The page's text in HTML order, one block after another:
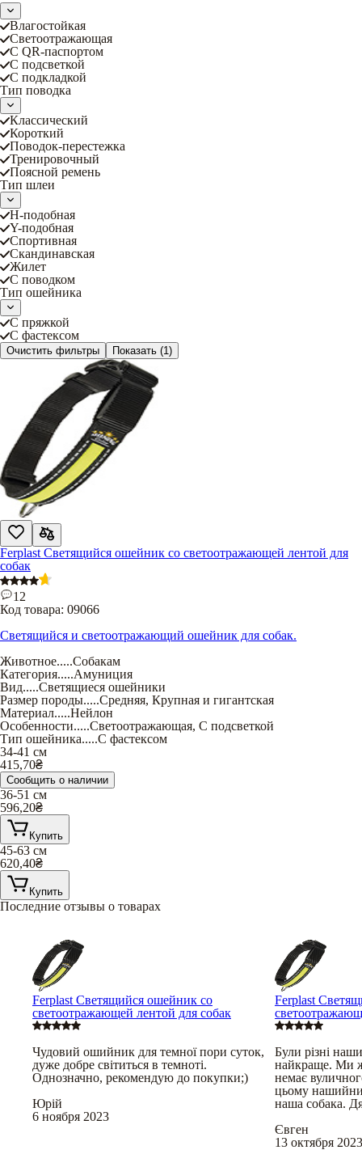
Влагостойкая
Светоотражающая
С QR-паспортом
С подсветкой
С подкладкой
Тип поводка
Классический
Короткий
Поводок-перестежка
Тренировочный
Поясной ремень
Тип шлеи
Н-подобная
Y-подобная
Спортивная
Скандинавская
Жилет
С поводком
Тип ошейника
С пряжкой
С фастексом
Очистить фильтры Показать (1)
Ferplast Светящийся ошейник со светоотражающей лентой для
собак
12
Код товара: 09066
Светящийся и светоотражающий ошейник для собак.
Животное.....Собакам
Категория.....Амуниция
Вид.....Светящиеся ошейники
Размер породы.....Средняя, Крупная и гигантская
Материал.....Нейлон
Особенности.....Светоотражающая, С подсветкой
Тип ошейника.....С фастексом
34-41 см
415,70₴
Сообщить о наличии
36-51 см
596,20₴
Купить
45-63 см
620,40₴
Купить
Последние отзывы о товарах
Ferplast Светящийся ошейник со
светоотражающей лентой для собак
Чудовий ошийник для темної пори суток,
дуже добре світиться в темноті.
Однозначно, рекомендую до покупки;)
Юрій
6 ноября 2023
Ferplast
Були різні
найкраще. Ми
немає
цьому
наша собака.
Євген
13 октября 2023